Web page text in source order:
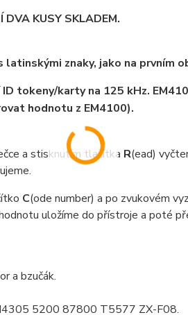
DVA KUSY SKLADEM.
znaky, jako na prvním
tokeny/karty na 125 kHz.
hodnotu z EM4100).
a stisknutím tlačítka R(ead)
C(ode number) a po zvukovém
uložíme do přístroje a poté
a bzučák.
5200 87800 T5577 ZX-F08.